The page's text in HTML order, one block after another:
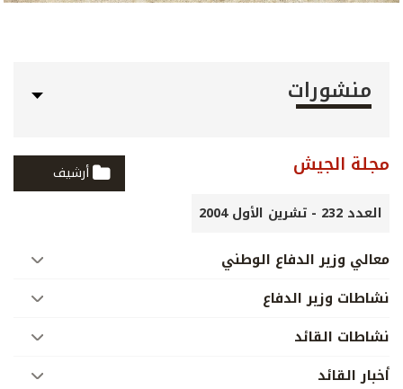
منشورات
مجلة الجيش
أرشيف
العدد 232 - تشرين الأول 2004
معالي وزير الدفاع الوطني
نشاطات وزير الدفاع
نشاطات القائد
أخبار القائد